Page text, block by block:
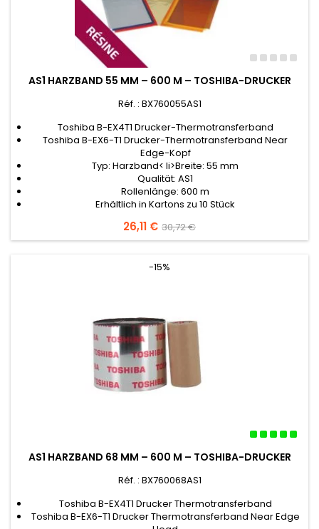
AS1 HARZBAND 55 MM – 600 M – TOSHIBA-DRUCKER
Réf. : BX760055AS1
Toshiba B-EX4T1 Drucker-Thermotransferband
Toshiba B-EX6-T1 Drucker-Thermotransferband Near
Edge-Kopf
Typ: Harzband< li>Breite: 55 mm
Qualität: AS1
Rollenlänge: 600 m
Erhältlich in Kartons zu 10 Stück
Preis
26,11 € Verkaufspreis
30,72 €
-15%
AS1 HARZBAND 68 MM – 600 M – TOSHIBA-DRUCKER
Réf. : BX760068AS1
Toshiba B-EX4T1 Drucker Thermotransferband
Toshiba B-EX6-T1 Drucker Thermotransferband Near Edge